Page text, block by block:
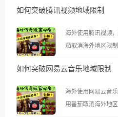
如何突破腾讯视频地域限制
海外使用腾讯视频
茄取消海外地区限制。 当在海外打开腾讯视频，
示语。 海外用户如香港、澳门、台湾、美国、加拿
像其他音乐平台一
仅能在中国大陆地区播放。 遇到这个问
如何突破网易云音乐地域限制
海外使用网易云音
用番茄取消海外地区限制。 当在海外